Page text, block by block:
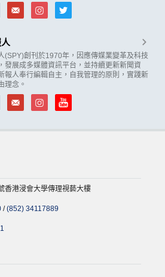
(SPY)創刊於1970年，因應傳媒業變革及科技
發展成多媒體資訊平台，並持續更新新聞資
報人奉行編輯自主，自我管理的原則，實踐新
理念。
香港浸會大學傳理視藝大樓
/(852) 34117889